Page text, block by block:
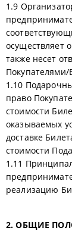
1.9
осуществляет
также несет
1.10
право
стоимости
оказываемых
доставке
стоимости
1.11
реализацию
2. ОБЩИЕ